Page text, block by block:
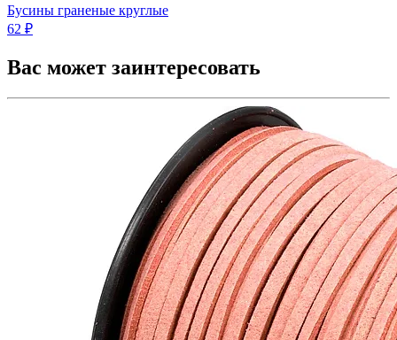
Бусины граненые круглые
62 ₽
Вас может заинтересовать